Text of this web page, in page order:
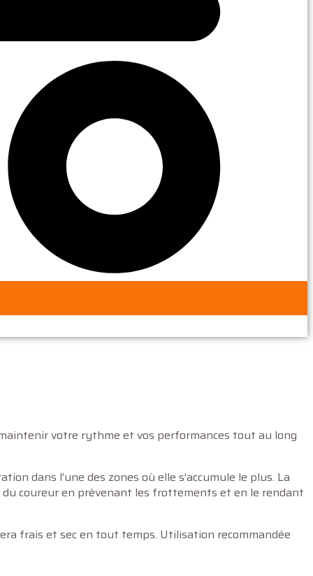
votre rythme et vos performances tout au long
dans l’une des zones où elle s’accumule le plus. La
coureur en prévenant les frottements et en le rendant
frais et sec en tout temps. Utilisation recommandée